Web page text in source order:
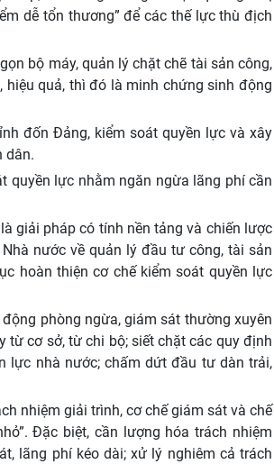
dễ tổn thương” để các thế lực thù địch
bộ máy, quản lý chặt chẽ tài sản công,
quả, thì đó là minh chứng sinh động
đốn Đảng, kiểm soát quyền lực và xây
dân.
quyền lực nhằm ngăn ngừa lãng phí cần
giải pháp có tính nền tảng và chiến lược
nước về quản lý đầu tư công, tài sản
hoàn thiện cơ chế kiểm soát quyền lực
phòng ngừa, giám sát thường xuyên
từ cơ sở, từ chi bộ; siết chặt các quy định
lực nhà nước; chấm dứt đầu tư dàn trải,
nhiệm giải trình, cơ chế giám sát và chế
Đặc biệt, cần lượng hóa trách nhiệm
lãng phí kéo dài; xử lý nghiêm cả trách